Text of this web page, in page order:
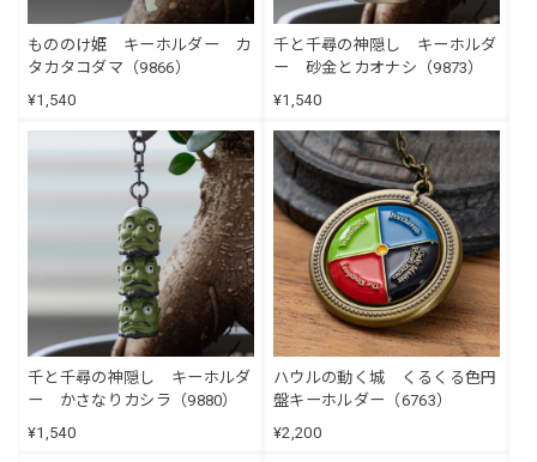
もののけ姫 キーホルダー カ
タカタコダマ（9866）
¥1,540
千と千尋の神隠し キーホルダ
ー 砂金とカオナシ（9873）
¥1,540
千と千尋の神隠し キーホルダ
ー かさなりカシラ（9880）
¥1,540
ハウルの動く城 くるくる色円
盤キーホルダー（6763）
¥2,200